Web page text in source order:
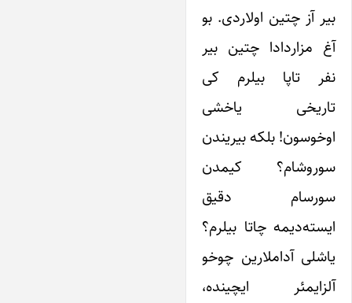
بیر آز چتین اولاردی. بو
آغ مزاردادا چتین بیر
نفر تاپا بیلرم کی
تاریخی یاخشی
اوخوسون! بلکه بیریندن
سوروشام؟ کیمدن
سورسام دقیق
ایسته‌دیمه چاتا بیلرم؟
یاشلی آداملارین چوخو
آلزایمئر ایچینده،